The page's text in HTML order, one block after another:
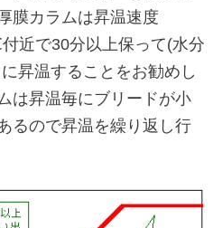
膜カラムは昇温速度
近で30分以上保って(水分
昇温することをお勧めし
は昇温毎にブリードが小
るので昇温を繰り返し行